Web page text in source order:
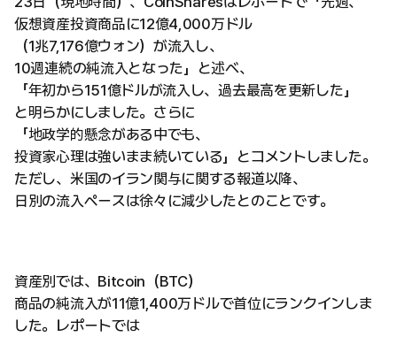
仮想資産投資商品に12億4,000万ドル
（1兆7,176億ウォン）が流入し、
10週連続の純流入となった」と述べ、
「年初から151億ドルが流入し、過去最高を更新した」
と明らかにしました。さらに
「地政学的懸念がある中でも、
投資家心理は強いまま続いている」とコメントしました。
ただし、米国のイラン関与に関する報道以降、
日別の流入ペースは徐々に減少したとのことです。
資産別では、Bitcoin（BTC）
商品の純流入が11億1,400万ドルで首位にランクインしま
した。レポートでは